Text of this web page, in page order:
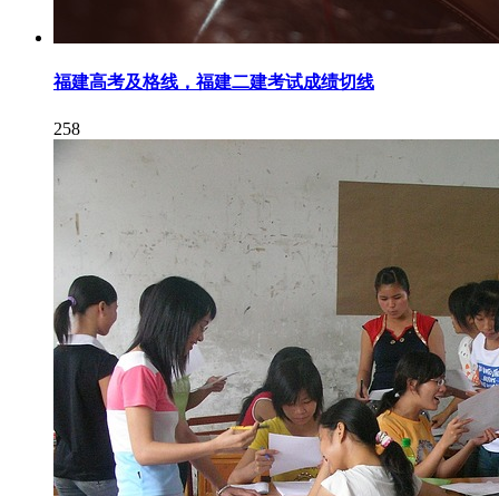
福建高考及格线，福建二建考试成绩切线
258